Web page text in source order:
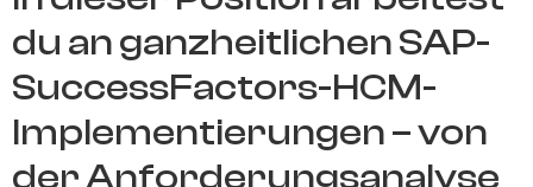
du an ganzheitlichen SAP-
SuccessFactors-HCM-
Implementierungen – von
der Anforderungsanalyse